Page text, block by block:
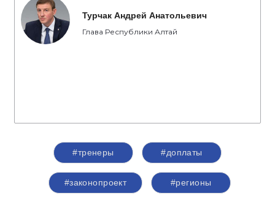
Турчак Андрей Анатольевич
Глава Республики Алтай
#тренеры #доплаты
#законопроект #регионы